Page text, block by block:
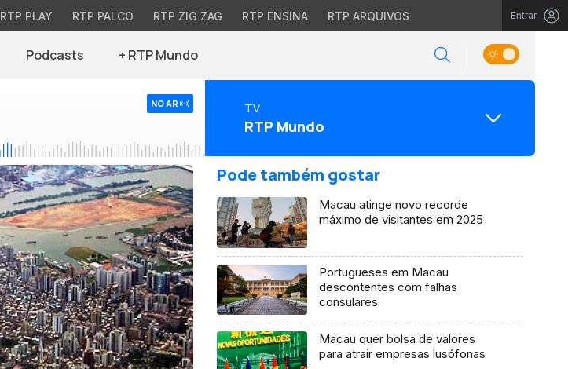
RTP PLAY RTP PALCO RTP ZIG ZAG RTP ENSINA RTP ARQUIVOS Entrar
Podcasts + RTP Mundo
NO AR TV
RTP Mundo
Pode também gostar
Macau atinge novo recorde
máximo de visitantes em 2025
Portugueses em Macau
descontentes com falhas
consulares
Macau quer bolsa de valores
para atrair empresas lusófonas